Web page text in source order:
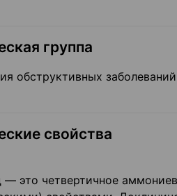
группа
обструктивных
свойства
это четвертичное